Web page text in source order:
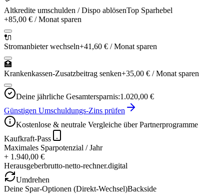
Altkredite umschulden / Dispo ablösenTop Sparhebel
+85,00 € / Monat sparen
🔌
Stromanbieter wechseln+41,60 € / Monat sparen
🏥
Krankenkassen-Zusatzbeitrag senken+35,00 € / Monat sparen
Deine jährliche Gesamtersparnis:1.020,00 €
Günstigen Umschuldungs-Zins prüfen
Kostenlose & neutrale Vergleiche über Partnerprogramme
Kaufkraft-Pass
Maximales Sparpotenzial / Jahr
+ 1.940,00 €
Herausgeberbrutto-netto-rechner.digital
Umdrehen
Deine Spar-Optionen (Direkt-Wechsel)Backside